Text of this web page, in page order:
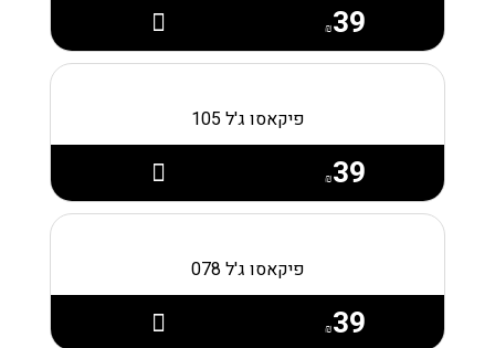
₪39
פיקאסו ג'ל 105
₪39
פיקאסו ג'ל 078
₪39